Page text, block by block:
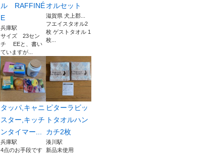
ル RAFFINÉ
E
兵庫駅
サイズ 23セン
チ EEと、書い
ていますが...
オルセット
滋賀県 犬上郡...
フエイスタオル2
枚 ゲストタオル 1
枚...
タッパ,キャニ
スター,キッチ
ンタイマー...
兵庫駅
4点のお手段です
ピターラビッ
トタオルハン
カチ2枚
湊川駅
新品未使用